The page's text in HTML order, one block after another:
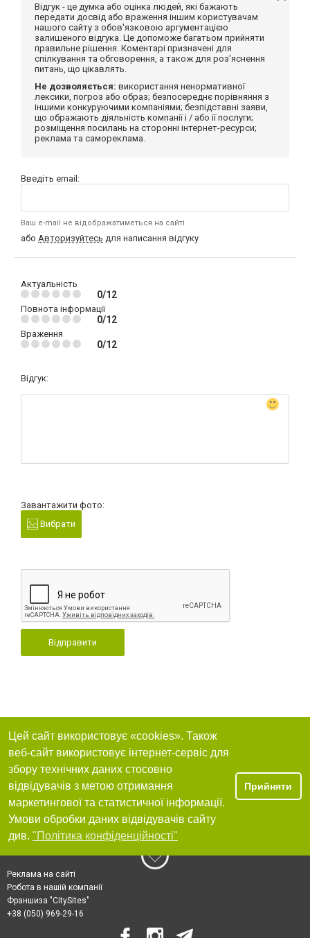
Відгук - це думка або оцінка людей, які бажають
передати досвід або враження іншим користувачам
нашого сайту з обов'язковою аргументацією
залишеного відгука. Це допоможе багатьом прийняти
правильне рішення. Коментарі призначені для
спілкування та обговорення, а також для роз'яснення
питань, що цікавлять.
Не дозволяється: використання ненормативної
лексики, погроз або образ; безпосереднє порівняння з
іншими конкуруючими компаніями; безпідставні заяви,
що ображають діяльність компанії і / або її послуги;
розміщення посилань на сторонні інтернет-ресурси;
реклама та самореклама.
Введіть email:
Ваш e-mail не відображатиметься на сайті
або Авторизуйтесь для написання відгуку
Актуальність
0/12
Повнота інформації
0/12
Враження
0/12
Відгук:
Завантажити фото:
Вибрати
Відправити
Цей сайт використовує «cookies». Також
веб-сайт використовує інтернет-сервіс для
збору технічних даних стосовно
відвідувачів з метою отримання
маркетингової та статистичної інформації.
Умови обробки даних відвідувачів сайту
див. "Політика конфіденційності"
Прийняти
Реклама на сайті
Робота в нашій компанії
Франшиза "CitySites"
+38 (050) 969-29-16